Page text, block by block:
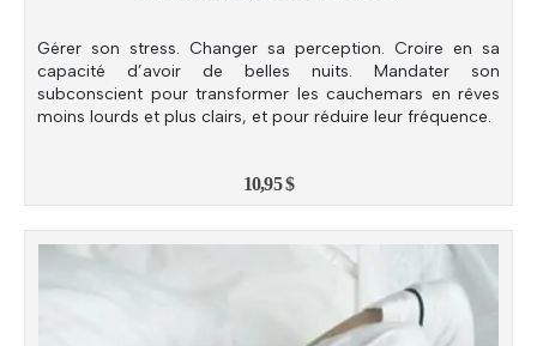
Gérer son stress. Changer sa perception. Croire en sa
capacité d’avoir de belles nuits. Mandater son
subconscient pour transformer les cauchemars en rêves
moins lourds et plus clairs, et pour réduire leur fréquence.
10,95$